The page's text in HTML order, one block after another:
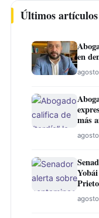
Últimos artículos
en
más
Prieto